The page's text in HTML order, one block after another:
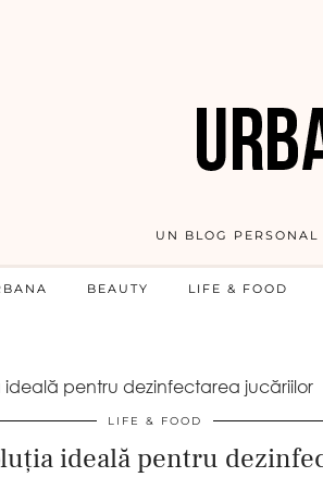
UN BLOG
BEAUTY LIFE & FOOD
ideală pentru dezinfectarea jucăriilor
LIFE & FOOD
ideală pentru